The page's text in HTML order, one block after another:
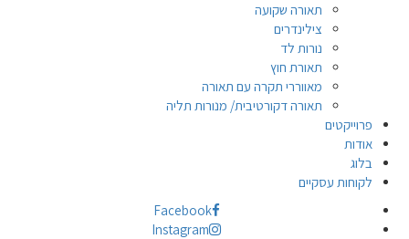
תאורה שקועה
צילינדרים
נורות לד
תאורת חוץ
מאווררי תקרה עם תאורה
תאורה דקורטיבית/ מנורות תליה
פרוייקטים
אודות
בלוג
לקוחות עסקיים
Facebook
Instagram